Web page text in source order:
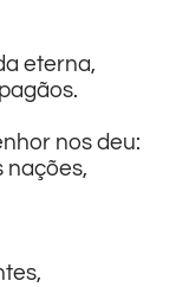
eterna,
nos deu:
nações,